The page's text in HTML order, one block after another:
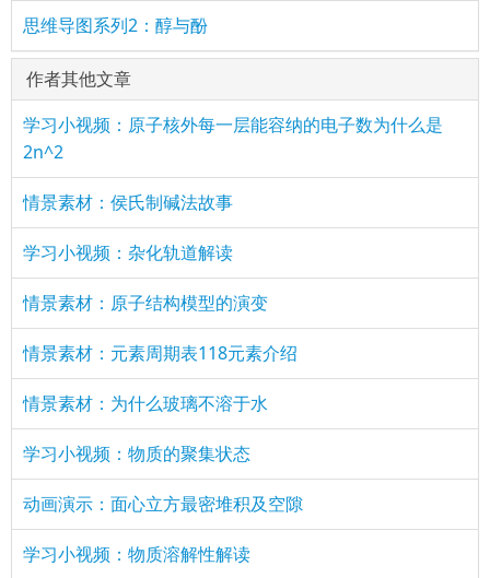
思维导图系列2：醇与酚
作者其他文章
学习小视频：原子核外每一层能容纳的电子数为什么是
2n^2
情景素材：侯氏制碱法故事
学习小视频：杂化轨道解读
情景素材：原子结构模型的演变
情景素材：元素周期表118元素介绍
情景素材：为什么玻璃不溶于水
学习小视频：物质的聚集状态
动画演示：面心立方最密堆积及空隙
学习小视频：物质溶解性解读